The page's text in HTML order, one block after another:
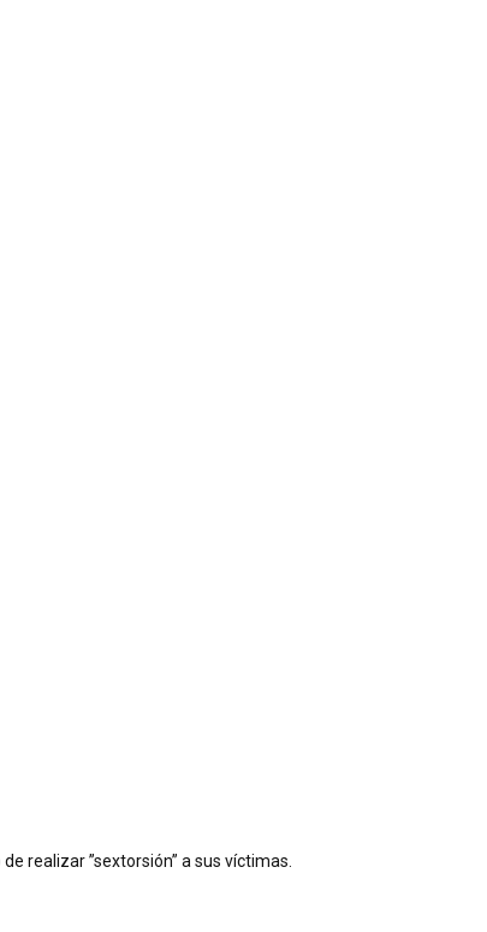
realizar ”sextorsión” a sus víctimas.